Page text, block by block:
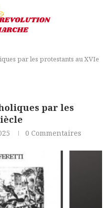
par les protestants au XVIe
par les
0 Commentaires